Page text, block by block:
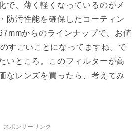
で、薄く軽くなっているのがメ
防汚性能を確保したコーティン
からのラインナップで、お値
すごいことになってますね。で
いところ。このフィルターが高
なレンズを買ったら、考えてみ
スポンサーリンク